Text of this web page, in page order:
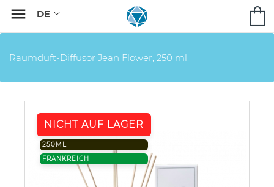

Raumduft-Diffusor Jean Flower, 250 ml.
NICHT AUF LAGER
250ML
FRANKREICH